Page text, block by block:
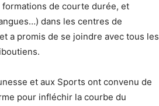
formations de courte durée, et
dans les centres de
a promis de se joindre avec tous les
et aux Sports ont convenu de
pour infléchir la courbe du